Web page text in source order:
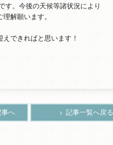
。今後の天候等諸状況により
解願います。
できればと思います！
事へ 記事一覧へ戻る